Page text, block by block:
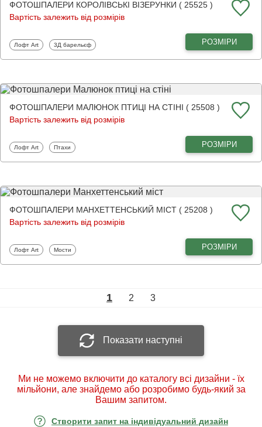
ФОТОШПАЛЕРИ КОРОЛІВСЬКІ ВІЗЕРУНКИ ( 25525 )
Вартість залежить від розмірів
Фотошпалери
Лофт Art Фотошпалери
3Д барельєф РОЗМІРИ
ФОТОШПАЛЕРИ МАЛЮНОК ПТИЦІ НА СТІНІ ( 25508 )
Вартість залежить від розмірів
Фотошпалери
Лофт Art Фотошпалери
Птахи РОЗМІРИ
ФОТОШПАЛЕРИ МАНХЕТТЕНСЬКИЙ МІСТ ( 25208 )
Вартість залежить від розмірів
Фотошпалери
Лофт Art Фотошпалери
Мости РОЗМІРИ
1 2 3
Показати наступні
Ми не можемо включити до каталогу всі дизайни - їх
мільйони, але знайдемо або розробимо будь-який за
Вашим запитом.
Створити запит на індивідуальний дизайн